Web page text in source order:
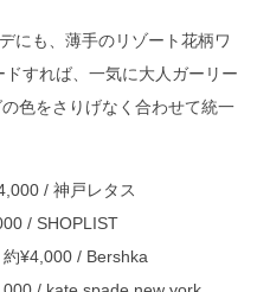
にも、薄手のリゾート花柄ワ
すれば、一気に大人ガーリー
色をさりげなく合わせて統一
/ 神戸レタス
/ SHOPLIST
¥4,000 / Bershka